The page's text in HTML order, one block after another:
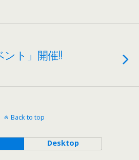
ント」開催!!
Back to top
Desktop